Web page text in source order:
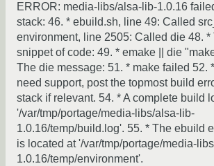
ERROR: media-libs/alsa-lib-1.0.16
stack: 46. * ebuild.sh, line 49: Called
environment, line 2505: Called die 48. *
snippet of code: 49. * emake || die
The die message: 51. * make failed 52.
need support, post the topmost build
stack if relevant. 54. * A complete build
'/var/tmp/portage/media-libs/alsa-lib-
1.0.16/temp/build.log'. 55. * The ebuild
is located at '/var/tmp/portage/media-
1.0.16/temp/environment'.